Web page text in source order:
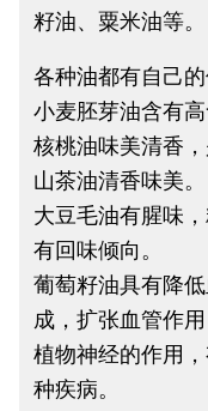
籽油、粟米油等。
各种油都有自己的
小麦胚芽油含有高
核桃油味美清香
山茶油清香味美。
大豆毛油有腥味
有回味倾向。
葡萄籽油具有降
成，扩张血管作
植物神经的作用
种疾病。